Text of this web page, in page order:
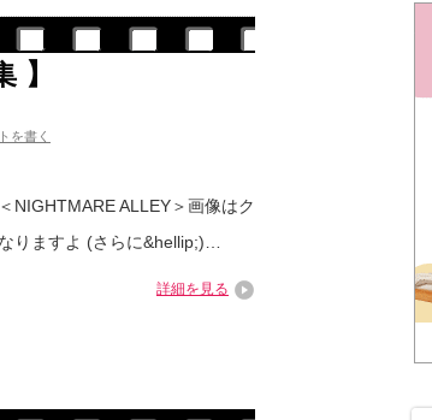
】
を書く
NIGHTMARE ALLEY＞画像はク
りますよ (さらに&hellip;)…
詳細を見る